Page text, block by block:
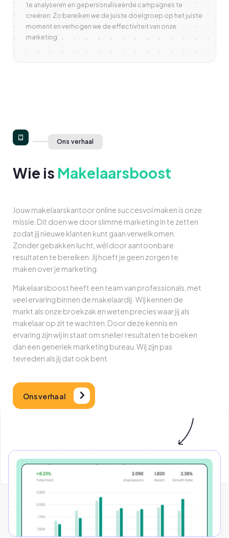
te analyseren en gepersonaliseerde campagnes te
creëren. Zo bereiken we de juiste doelgroep op het juiste
moment en verhogen we de effectiviteit van onze
marketing.
Ons verhaal
Wie is Makelaarsboost
Jouw makelaarskantoor online succesvol maken is onze
missie. Dit doen we door slimme marketing in te zetten
zodat jij nieuwe klanten kunt gaan verwelkomen.
Zonder gebakken lucht, wél door aantoonbare
resultaten te bereiken. Jij hoeft je geen zorgen te
maken over je marketing.
Makelaarsboost heeft een team van professionals, met
veel ervaring binnen de makelaardij. Wij kennen de
markt als onze broekzak en weten precies waar jij als
makelaar op zit te wachten. Door deze kennis en
ervaring zijn wij in staat om sneller resultaten te boeken
dan een generiek marketing bureau. Wij zijn pas
tevreden als jij dat ook bent.
Ons verhaal